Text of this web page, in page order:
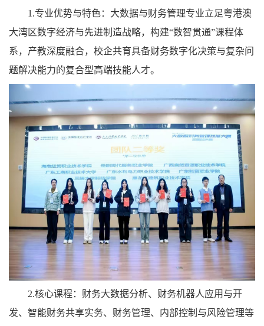
1.专业优势与特色： 大数据与财务管理专业立足粤港澳
大湾区数字经济与先进制造战略，构建“数智贯通”课程体
系，产教深度融合，校企共育具备财务数字化决策与复杂问
题解决能力的复合型高端技能人才。
2.核心课程： 财务大数据分析、财务机器人应用与开
发、智能财务共享实务、财务管理、内部控制与风险管理等